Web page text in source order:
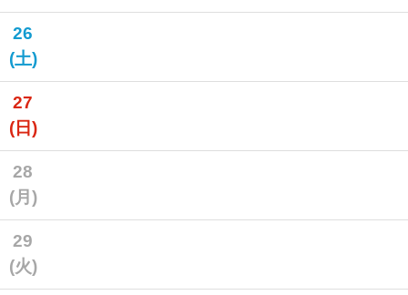
26
(土)
27
(日)
28
(月)
29
(火)